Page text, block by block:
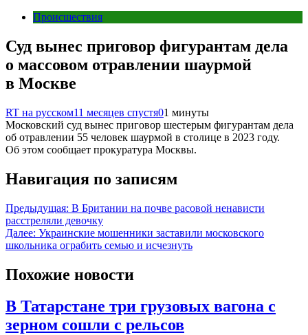
Происшествия
Суд вынес приговор фигурантам дела
о массовом отравлении шаурмой
в Москве
RT на русском11 месяцев спустя01 минуты
Московский суд вынес приговор шестерым фигурантам дела
об отравлении 55 человек шаурмой в столице в 2023 году.
Об этом сообщает прокуратура Москвы.
Навигация по записям
Предыдущая: В Британии на почве расовой ненависти
расстреляли девочку
Далее: Украинские мошенники заставили московского
школьника ограбить семью и исчезнуть
Похожие новости
В Татарстане три грузовых вагона с
зерном сошли с рельсов